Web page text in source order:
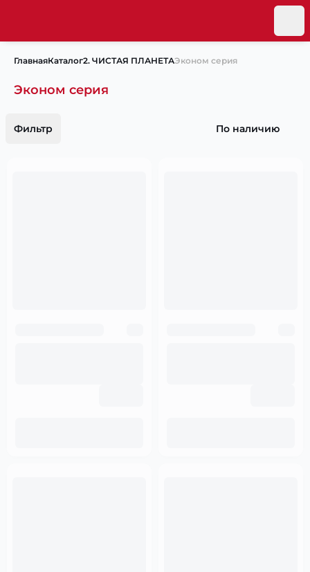
ГлавнаяКаталог2. ЧИСТАЯ ПЛАНЕТАЭконом серия
Эконом серия
Фильтр По наличию